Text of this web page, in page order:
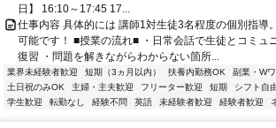
日】 16:10～17:45 17...
仕事内容 具体的には 講師1対生徒3名程度の個別指導
可能です！ ■授業の流れ■ ・日常会話で生徒とコミュ
復習 ・問題を解きながらわからない箇所...
業界未経験者歓迎 短期（3ヵ月以内） 扶養内勤務OK 副業・W
土日祝のみOK
主婦・主夫歓迎 フリーター歓迎 短期 シフト自
学生歓迎
転勤なし 経験不問 英語 未経験者歓迎 経験者歓迎